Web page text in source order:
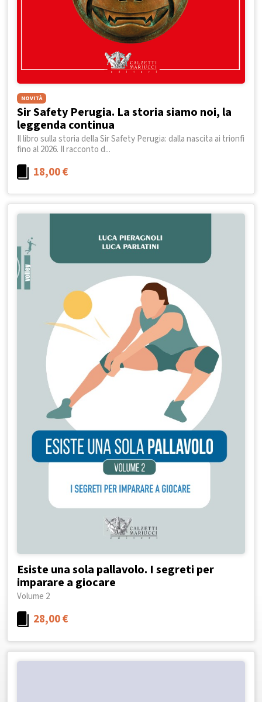
NOVITÀ
Sir Safety Perugia. La storia siamo noi, la
leggenda continua
Il libro sulla storia della Sir Safety Perugia: dalla nascita ai trionfi
fino al 2026. Il racconto d...
18,00€
Esiste una sola pallavolo. I segreti per
imparare a giocare
Volume 2
28,00€